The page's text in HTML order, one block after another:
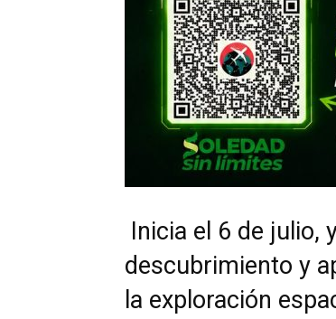
Inicia el 6 de julio,
descubrimiento y
la exploración